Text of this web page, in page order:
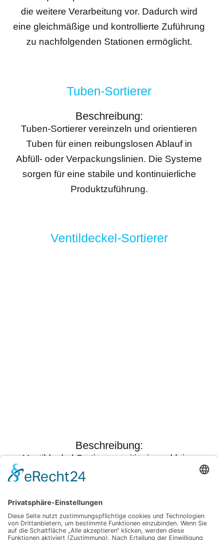
die weitere Verarbeitung vor. Dadurch wird
eine gleichmäßige und kontrollierte Zuführung
zu nachfolgenden Stationen ermöglicht.
Tuben-Sortierer
Beschreibung:
Tuben-Sortierer vereinzeln und orientieren
Tuben für einen reibungslosen Ablauf in
Abfüll- oder Verpackungslinien. Die Systeme
sorgen für eine stabile und kontinuierliche
Produktzuführung.
Ventildeckel-Sortierer
geordnet der nächsten Prozessstufe zu. So
entsteht ein gleichmäßiger und effizienter
Materialfluss.
Specials